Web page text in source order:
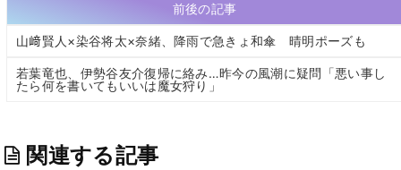
前後の記事
山﨑賢人×染谷将太×奈緒、降雨で急きょ和傘 晴明ポーズも
若葉竜也、伊勢谷友介復帰に絡み…昨今の風潮に疑問「悪い事し
たら何を書いてもいいは魔女狩り」
関連する記事